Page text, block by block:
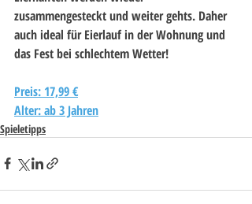
zusammengesteckt und weiter gehts. Daher
auch ideal für Eierlauf in der Wohnung und
das Fest bei schlechtem Wetter!
Preis: 17,99 €
Alter: ab 3 Jahren
Spieletipps